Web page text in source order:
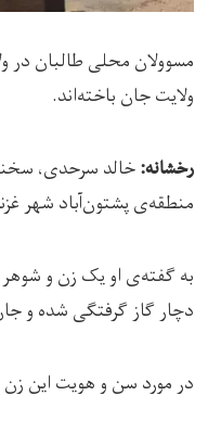
مسوولان محلی طالبان در
ولایت جان باخته‌اند.
رخشانه:
منطقه‌ی پشتون‌آباد شهر
به گفته‌ی او یک زن و
دچار گاز گرفتگی شده و
در مورد سن و هویت این